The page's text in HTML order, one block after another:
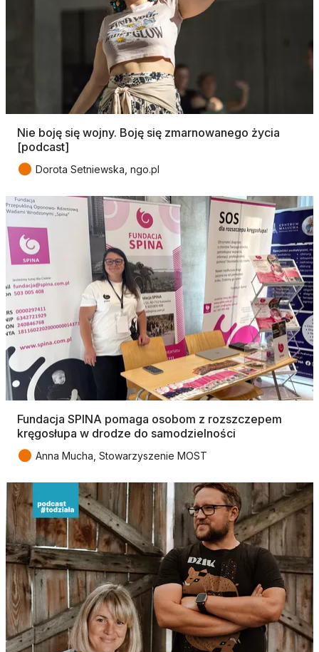
Nie boję się wojny. Boję się zmarnowanego życia
[podcast]
● Dorota Setniewska, ngo.pl
Fundacja SPINA pomaga osobom z rozszczepem
kręgosłupa w drodze do samodzielności
● Anna Mucha, Stowarzyszenie MOST